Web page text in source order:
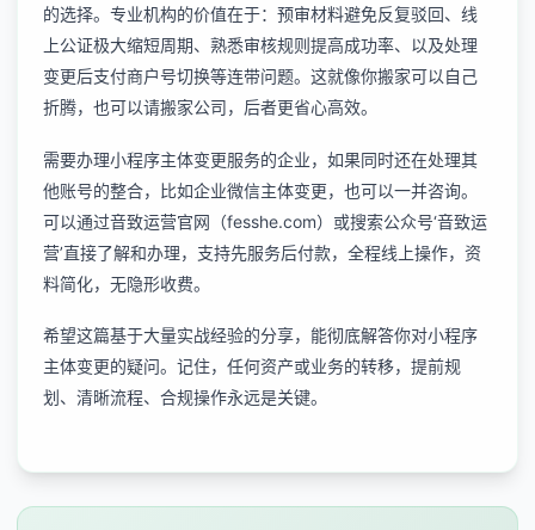
的选择。专业机构的价值在于：预审材料避免反复驳回、线
上公证极大缩短周期、熟悉审核规则提高成功率、以及处理
变更后支付商户号切换等连带问题。这就像你搬家可以自己
折腾，也可以请搬家公司，后者更省心高效。
需要办理小程序主体变更服务的企业，如果同时还在处理其
他账号的整合，比如企业微信主体变更，也可以一并咨询。
可以通过音致运营官网（fesshe.com）或搜索公众号‘音致运
营’直接了解和办理，支持先服务后付款，全程线上操作，资
料简化，无隐形收费。
希望这篇基于大量实战经验的分享，能彻底解答你对小程序
主体变更的疑问。记住，任何资产或业务的转移，提前规
划、清晰流程、合规操作永远是关键。